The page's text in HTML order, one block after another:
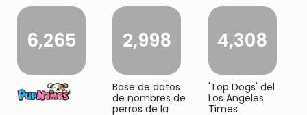
6,265 2,998
Base de datos
de nombres de
perros de la
4,308
'Top Dogs' del
Los Angeles
Times